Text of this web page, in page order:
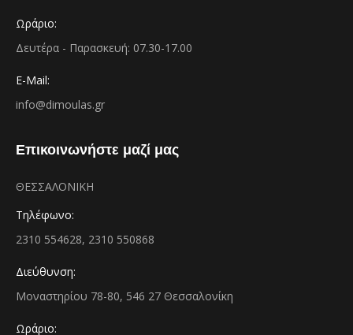
Ωράριο:
Δευτέρα - Παρασκευή: 07.30-17.00
E-Mail:
info@dimoulas.gr
Επικοινωνήστε μαζί μας
ΘΕΣΣΑΛΟΝΙΚΗ
Τηλέφωνο:
2310 554628, 2310 550868
Διεύθυνση:
Μοναστηρίου 78-80, 546 27 Θεσσαλονίκη
Ωράριο: